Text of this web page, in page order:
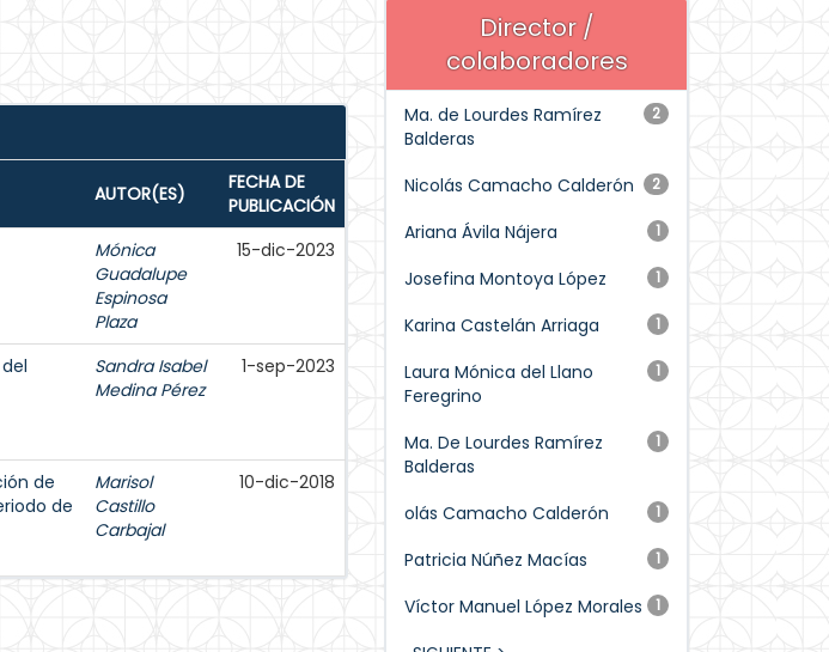
AUTOR(ES)
FECHA DE
PUBLICACIÓN
Mónica
Guadalupe
Espinosa
Plaza
15-dic-2023
Sandra Isabel
Medina Pérez
1-sep-2023
de
de
Marisol
Castillo
Carbajal
10-dic-2018
Director /
colaboradores
2
Ma. de Lourdes Ramírez
Balderas
2
Nicolás Camacho Calderón
1
Ariana Ávila Nájera
1
Josefina Montoya López
1
Karina Castelán Arriaga
1
Laura Mónica del Llano
Feregrino
1
Ma. De Lourdes Ramírez
Balderas
1
olás Camacho Calderón
1
Patricia Núñez Macías
1
Víctor Manuel López Morales